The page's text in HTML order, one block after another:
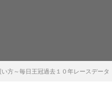
方～毎日王冠過去１０年レースデータ